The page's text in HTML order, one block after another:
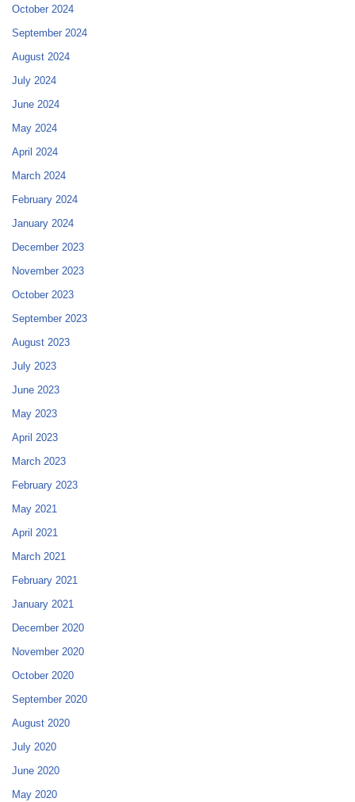
October 2024
September 2024
August 2024
July 2024
June 2024
May 2024
April 2024
March 2024
February 2024
January 2024
December 2023
November 2023
October 2023
September 2023
August 2023
July 2023
June 2023
May 2023
April 2023
March 2023
February 2023
May 2021
April 2021
March 2021
February 2021
January 2021
December 2020
November 2020
October 2020
September 2020
August 2020
July 2020
June 2020
May 2020